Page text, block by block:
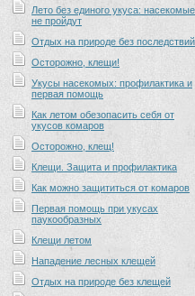
Лето без единого укуса: насекомые
не пройдут
Отдых на природе без последствий
Осторожно, клещи!
Укусы насекомых: профилактика и
первая помощь
Как летом обезопасить себя от
укусов комаров
Осторожно, клещ!
Клещи. Защита и профилактика
Как можно защититься от комаров
Первая помощь при укусах
паукообразных
Клещи летом
Нападение лесных клещей
Отдых на природе без клещей